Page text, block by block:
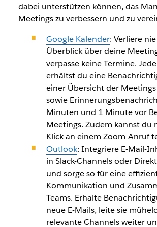
dabei unterstützen können, das
Meetings zu verbessern und zu
Google Kalender: Verliere
Überblick über deine
verpasse keine Termine.
erhältst du eine
einer Übersicht der
sowie
Minuten und 1 Minute vor
Meetings. Zudem kannst du
Klick an einem Zoom-Anruf
Outlook: Integriere E-Mail-
in Slack-Channels oder
und sorge so für eine
Kommunikation und
Teams. Erhalte
neue E-Mails, leite sie
relevante Channels weiter